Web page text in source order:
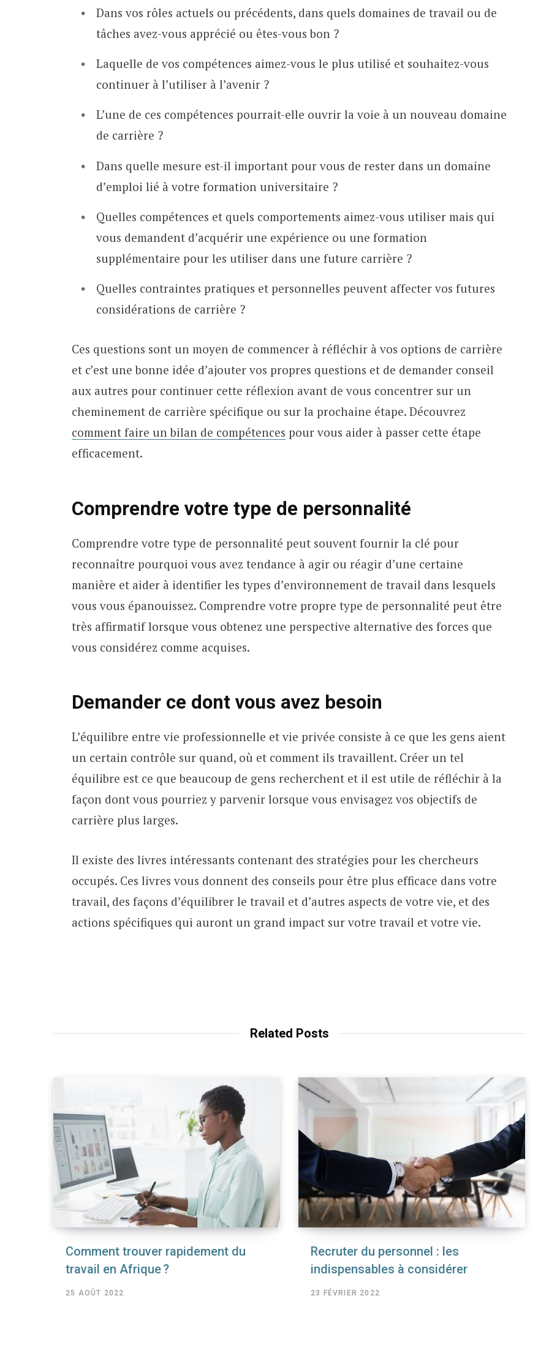
Dans vos rôles actuels ou précédents, dans quels domaines de travail ou de
tâches avez-vous apprécié ou êtes-vous bon ?
Laquelle de vos compétences aimez-vous le plus utilisé et souhaitez-vous
continuer à l’utiliser à l’avenir ?
L’une de ces compétences pourrait-elle ouvrir la voie à un nouveau domaine
de carrière ?
Dans quelle mesure est-il important pour vous de rester dans un domaine
d’emploi lié à votre formation universitaire ?
Quelles compétences et quels comportements aimez-vous utiliser mais qui
vous demandent d’acquérir une expérience ou une formation
supplémentaire pour les utiliser dans une future carrière ?
Quelles contraintes pratiques et personnelles peuvent affecter vos futures
considérations de carrière ?
Ces questions sont un moyen de commencer à réfléchir à vos options de carrière
et c’est une bonne idée d’ajouter vos propres questions et de demander conseil
aux autres pour continuer cette réflexion avant de vous concentrer sur un
cheminement de carrière spécifique ou sur la prochaine étape. Découvrez
comment faire un bilan de compétences pour vous aider à passer cette étape
efficacement.
Comprendre votre type de personnalité
Comprendre votre type de personnalité peut souvent fournir la clé pour
reconnaître pourquoi vous avez tendance à agir ou réagir d’une certaine
manière et aider à identifier les types d’environnement de travail dans lesquels
vous vous épanouissez. Comprendre votre propre type de personnalité peut être
très affirmatif lorsque vous obtenez une perspective alternative des forces que
vous considérez comme acquises.
Demander ce dont vous avez besoin
L’équilibre entre vie professionnelle et vie privée consiste à ce que les gens aient
un certain contrôle sur quand, où et comment ils travaillent. Créer un tel
équilibre est ce que beaucoup de gens recherchent et il est utile de réfléchir à la
façon dont vous pourriez y parvenir lorsque vous envisagez vos objectifs de
carrière plus larges.
Il existe des livres intéressants contenant des stratégies pour les chercheurs
occupés. Ces livres vous donnent des conseils pour être plus efficace dans votre
travail, des façons d’équilibrer le travail et d’autres aspects de votre vie, et des
actions spécifiques qui auront un grand impact sur votre travail et votre vie.
Related Posts
Comment trouver rapidement du
travail en Afrique ?
25 AOÛT 2022
Recruter du personnel : les
indispensables à considérer
23 FÉVRIER 2022